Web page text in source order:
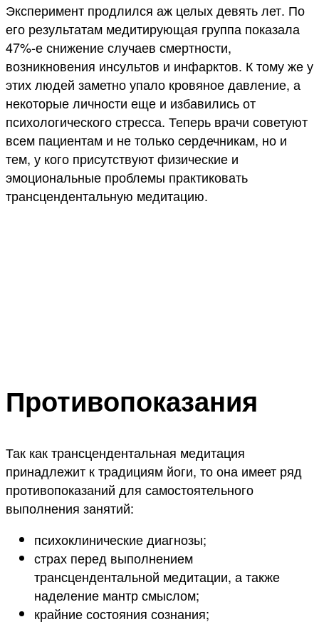
Эксперимент продлился аж целых девять лет. По
его результатам медитирующая группа показала
47%-е снижение случаев смертности,
возникновения инсультов и инфарктов. К тому же у
этих людей заметно упало кровяное давление, а
некоторые личности еще и избавились от
психологического стресса. Теперь врачи советуют
всем пациентам и не только сердечникам, но и
тем, у кого присутствуют физические и
эмоциональные проблемы практиковать
трансцендентальную медитацию.
Противопоказания
Так как трансцендентальная медитация
принадлежит к традициям йоги, то она имеет ряд
противопоказаний для самостоятельного
выполнения занятий:
психоклинические диагнозы;
страх перед выполнением
трансцендентальной медитации, а также
наделение мантр смыслом;
крайние состояния сознания;